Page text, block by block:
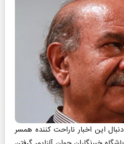
این اخبار ناراحت کننده همسر